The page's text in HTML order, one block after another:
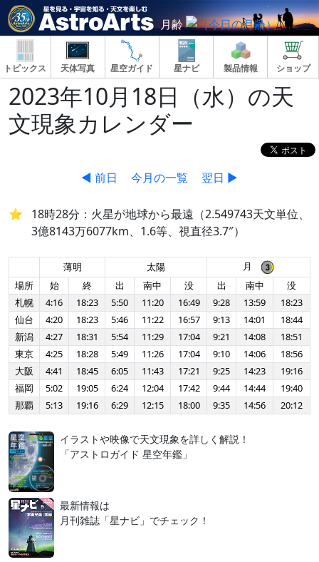
月齢
トピックス 天体写真 星空ガイド 星ナビ 製品情報 ショップ
2023年10月18日（水）の天
文現象カレンダー
◀ 前日 今月の一覧 翌日 ▶
18時28分：火星が地球から最遠（2.549743天文単位、
3億8143万6077km、1.6等、視直径3.7″）
薄明 太陽
月
場所
始 終 出 南中 没 出 南中
没
札幌
4:16 18:23 5:50 11:20 16:49 9:28 13:59
18:23
仙台
4:20 18:23 5:46 11:22 16:57 9:13 14:01
18:44
新潟
4:27 18:31 5:54 11:29 17:04 9:21 14:08
18:51
東京
4:25 18:28 5:49 11:26 17:04 9:10 14:06
18:56
大阪
4:41 18:45 6:05 11:43 17:21 9:25 14:23
19:16
福岡
5:02 19:05 6:24 12:04 17:42 9:44 14:44
19:40
那覇
5:13 19:16 6:29 12:15 18:00 9:35 14:56 20:12
イラストや映像で天文現象を詳しく解説！
「アストロガイド 星空年鑑」
最新情報は
月刊雑誌「星ナビ」でチェック！